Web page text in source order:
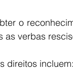
o
as verbas
direitos incluem: